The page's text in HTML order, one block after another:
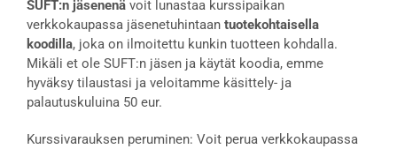
SUFT:n jäsenenä voit lunastaa kurssipaikan
verkkokaupassa jäsenetuhintaan tuotekohtaisella
koodilla, joka on ilmoitettu kunkin tuotteen kohdalla.
Mikäli et ole SUFT:n jäsen ja käytät koodia, emme
hyväksy tilaustasi ja veloitamme käsittely- ja
palautuskuluina 50 eur.
Kurssivarauksen peruminen: Voit perua verkkokaupassa